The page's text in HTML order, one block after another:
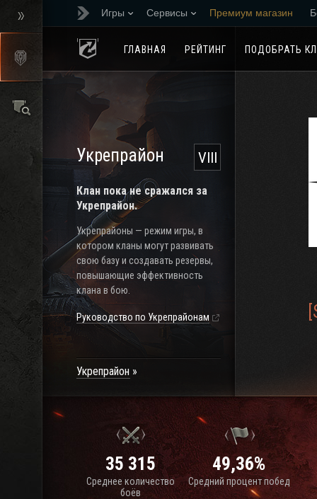
Игры Сервисы Премиум магазин
ГЛАВНАЯ
РЕЙТИНГ ПОДОБРАТЬ
VIII
Укрепрайон
Клан пока не сражался за
Укрепрайон.
Укрепрайоны — режим игры, в
котором кланы могут развивать
свою базу и создавать резервы,
повышающие эффективность
клана в бою.
Руководство по Укрепрайонам
Укрепрайон
35 315
Среднее количество
боёв
49,36%
Средний процент побед